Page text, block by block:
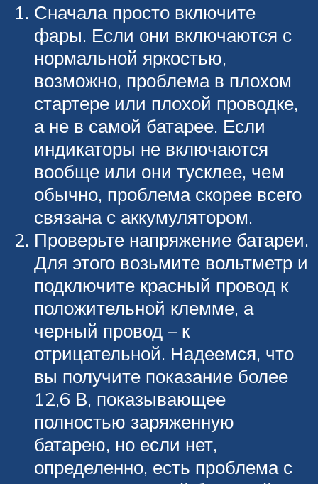
Сначала просто включите
фары. Если они включаются с
нормальной яркостью,
возможно, проблема в плохом
стартере или плохой проводке,
а не в самой батарее. Если
индикаторы не включаются
вообще или они тусклее, чем
обычно, проблема скорее всего
связана с аккумулятором.
Проверьте напряжение батареи.
Для этого возьмите вольтметр и
подключите красный провод к
положительной клемме, а
черный провод – к
отрицательной. Надеемся, что
вы получите показание более
12,6 В, показывающее
полностью заряженную
батарею, но если нет,
определенно, есть проблема с